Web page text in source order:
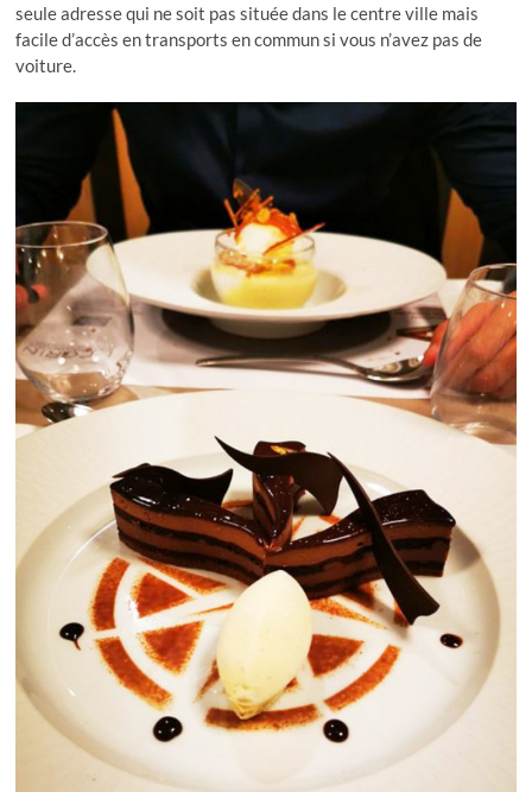
seule adresse qui ne soit pas située dans le centre ville mais
facile d’accès en transports en commun si vous n’avez pas de
voiture.